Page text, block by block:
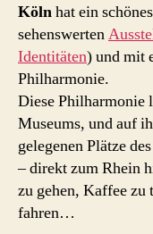
Kölnhat ein
sehenswerten
Identitäten) und mit
Philharmonie.
Diese Philharmonie
Museums, und auf
gelegenen Plätze
– direkt zum Rhein
zu gehen, Kaffee zu
fahren…